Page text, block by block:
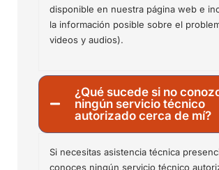
disponible en nuestra página web e
la información posible sobre el
videos y audios).
¿Qué sucede si no
ningún servicio técnico
autorizado cerca de mí?
Si necesitas asistencia técnica
conoces ningún servicio técnico